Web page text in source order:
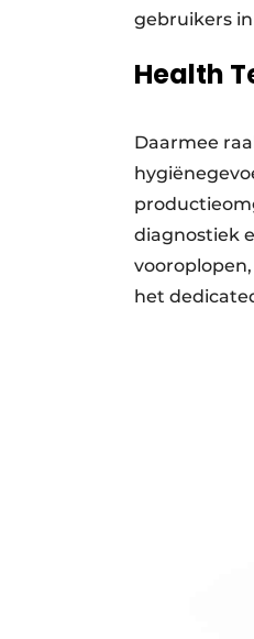
gebruikers
Health
Daarmee
diagnostiek
het